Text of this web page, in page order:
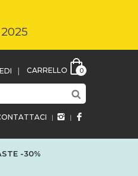
0
CARRELLO
-30%